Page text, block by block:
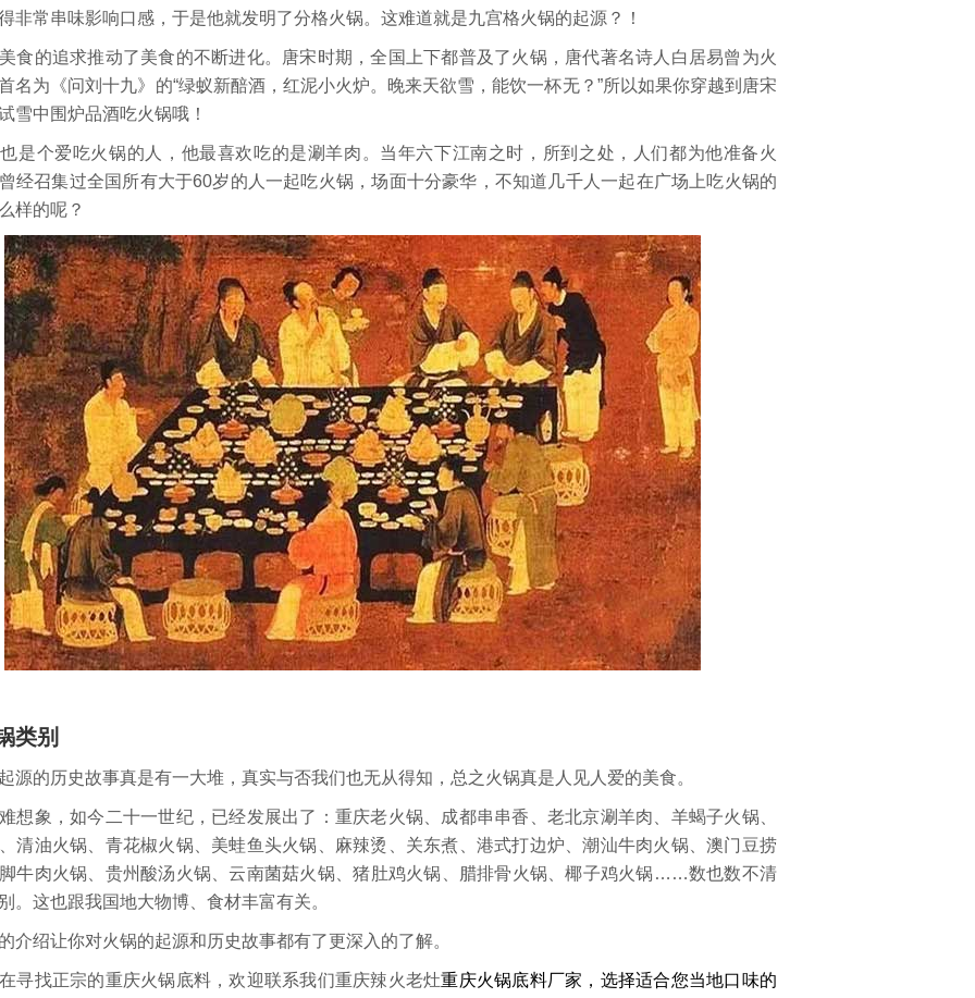
非常串味影响口感，于是他就发明了分格火锅。这难道就是九宫格火锅的起源？！
食的追求推动了美食的不断进化。唐宋时期，全国上下都普及了火锅，唐代著名诗人白居易曾为火
名为《问刘十九》的“绿蚁新醅酒，红泥小火炉。晚来天欲雪，能饮一杯无？”所以如果你穿越到唐宋
雪中围炉品酒吃火锅哦！
是个爱吃火锅的人，他最喜欢吃的是涮羊肉。当年六下江南之时，所到之处，人们都为他准备火
经召集过全国所有大于60岁的人一起吃火锅，场面十分豪华，不知道几千人一起在广场上吃火锅的
样的呢？
类别
源的历史故事真是有一大堆，真实与否我们也无从得知，总之火锅真是人见人爱的美食。
想象，如今二十一世纪，已经发展出了：重庆老火锅、成都串串香、老北京涮羊肉、羊蝎子火锅、
清油火锅、青花椒火锅、美蛙鱼头火锅、麻辣烫、关东煮、港式打边炉、潮汕牛肉火锅、澳门豆捞
牛肉火锅、贵州酸汤火锅、云南菌菇火锅、猪肚鸡火锅、腊排骨火锅、椰子鸡火锅……数也数不清
。这也跟我国地大物博、食材丰富有关。
介绍让你对火锅的起源和历史故事都有了更深入的了解。
寻找正宗的重庆火锅底料，欢迎联系我们重庆辣火老灶重庆火锅底料厂家，选择适合您当地口味的